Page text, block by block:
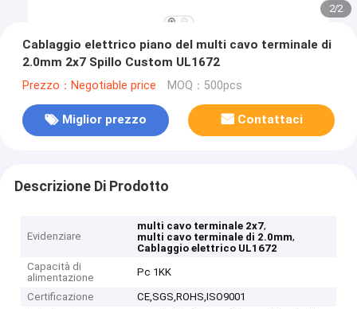
2/2
Cablaggio elettrico piano del multi cavo terminale di
2.0mm 2x7 Spillo Custom UL1672
Prezzo：Negotiable price MOQ：500pcs
Miglior prezzo Contattaci
Descrizione Di Prodotto
Evidenziare
multi cavo terminale 2x7,
multi cavo terminale di 2.0mm,
Cablaggio elettrico UL1672
Capacità di
alimentazione
Pc 1KK
Certificazione
CE,SGS,ROHS,ISO9001